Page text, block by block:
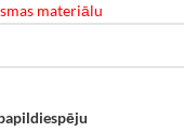
materiālu